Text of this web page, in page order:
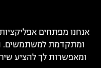
אנחנו מפתחים
ומתקדמת למשתמשים.
ומאפשרות לך להציע